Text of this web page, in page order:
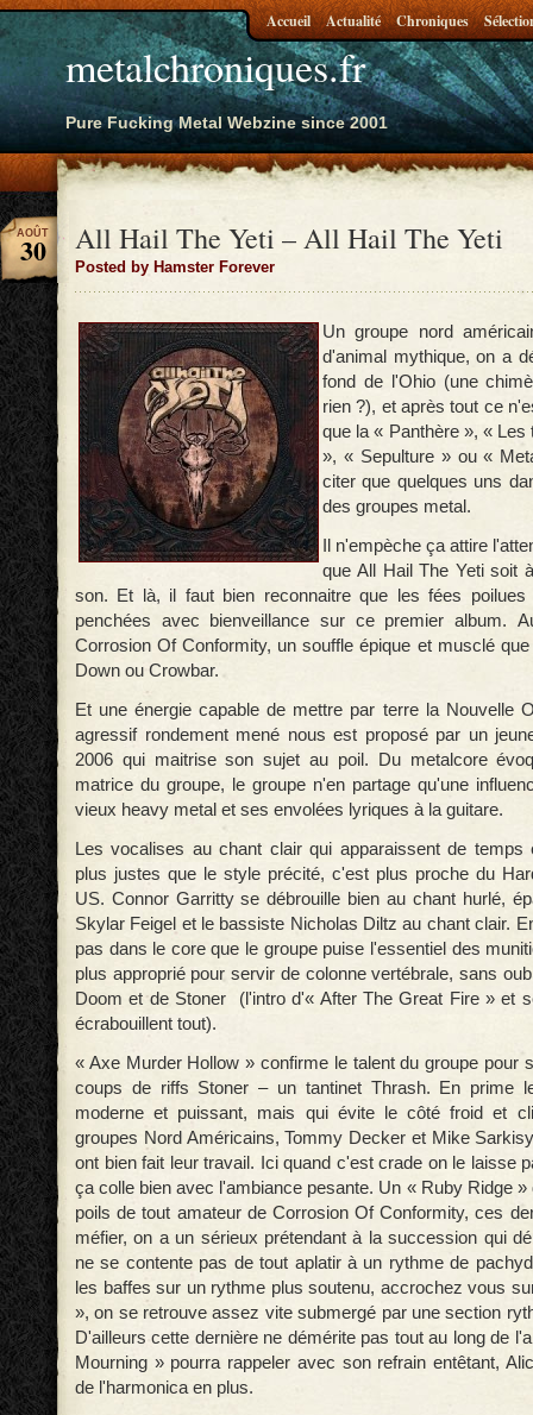
metalchroniques.fr
Pure Fucking Metal Webzine since 2001
Accueil Actualité Chroniques
All Hail The Yeti – All Hail The Yeti
Posted by Hamster Forever
AOÛT
30
Un groupe nord
d'animal mythique, on a
fond de l'Ohio (une
rien ?), et après tout ce
que la « Panthère », « Les
», « Sepulture » ou «
citer que quelques uns
des groupes metal.
Il n'empèche ça attire
que All Hail The Yeti soit
son. Et là, il faut bien reconnaitre que les fées
penchées avec bienveillance sur ce premier album.
Corrosion Of Conformity, un souffle épique et musclé
Down ou Crowbar.
Et une énergie capable de mettre par terre la Nouvelle
agressif rondement mené nous est proposé par un
2006 qui maitrise son sujet au poil. Du metalcore
matrice du groupe, le groupe n'en partage qu'une
vieux heavy metal et ses envolées lyriques à la guitare.
Les vocalises au chant clair qui apparaissent de temps
plus justes que le style précité, c'est plus proche du
US. Connor Garritty se débrouille bien au chant hurlé,
Skylar Feigel et le bassiste Nicholas Diltz au chant clair.
pas dans le core que le groupe puise l'essentiel des
plus approprié pour servir de colonne vertébrale, sans
Doom et de Stoner (l'intro d'« After The Great Fire » et
écrabouillent tout).
« Axe Murder Hollow » confirme le talent du groupe pour
coups de riffs Stoner – un tantinet Thrash. En prime
moderne et puissant, mais qui évite le côté froid et
groupes Nord Américains, Tommy Decker et Mike
ont bien fait leur travail. Ici quand c'est crade on le laisse
ça colle bien avec l'ambiance pesante. Un « Ruby Ridge
poils de tout amateur de Corrosion Of Conformity, ces
méfier, on a un sérieux prétendant à la succession qui
ne se contente pas de tout aplatir à un rythme de
les baffes sur un rythme plus soutenu, accrochez vous
», on se retrouve assez vite submergé par une section
D'ailleurs cette dernière ne démérite pas tout au long de
Mourning » pourra rappeler avec son refrain entêtant,
de l'harmonica en plus.